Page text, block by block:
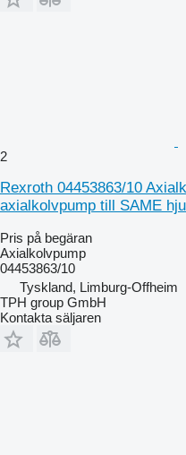
2
Rexroth 04453863/10
axialkolvpump till SAME
Pris på begäran
Axialkolvpump
04453863/10
Tyskland, Limburg-Offheim
TPH group GmbH
Kontakta säljaren